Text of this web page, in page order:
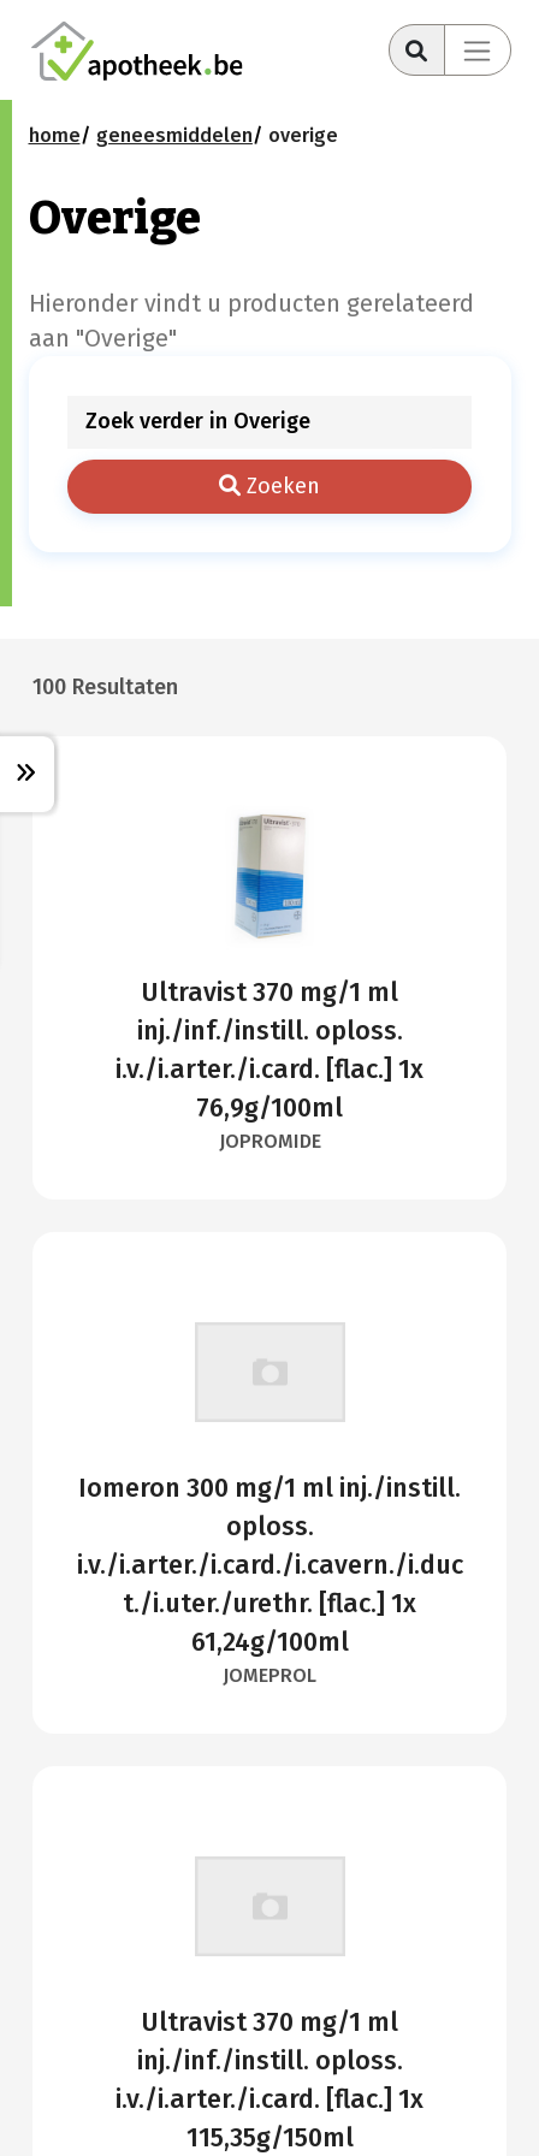
home geneesmiddelen overige
Overige
Hieronder vindt u producten gerelateerd
aan "Overige"
Zoeken
100 Resultaten
Ultravist 370 mg/1 ml
inj./inf./instill. oploss.
i.v./i.arter./i.card. [flac.] 1x
76,9g/100ml
JOPROMIDE
Iomeron 300 mg/1 ml inj./instill.
oploss.
i.v./i.arter./i.card./i.cavern./i.duc
t./i.uter./urethr. [flac.] 1x
61,24g/100ml
JOMEPROL
Ultravist 370 mg/1 ml
inj./inf./instill. oploss.
i.v./i.arter./i.card. [flac.] 1x
115,35g/150ml